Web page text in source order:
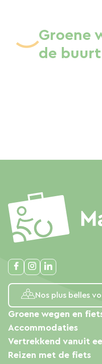
Groene
de buurt
Nos plus belles
Groene wegen en
Accommodaties
Vertrekkend vanuit
Reizen met de fiets